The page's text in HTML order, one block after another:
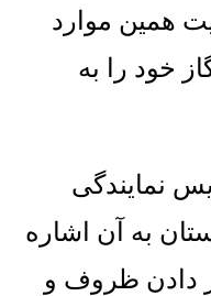
همین موارد
خود را به
نمایندگی
به آن اشاره
دادن ظروف و